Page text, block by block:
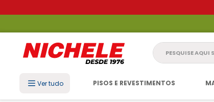
Pesquise aqui
Ver tudo PISOS E REVESTIMENTOS